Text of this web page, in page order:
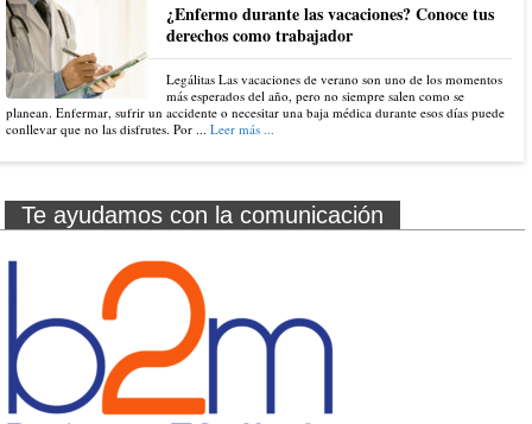
¿Enfermo durante las vacaciones? Conoce tus
derechos como trabajador
Legálitas Las vacaciones de verano son uno de los momentos
más esperados del año, pero no siempre salen como se
planean. Enfermar, sufrir un accidente o necesitar una baja médica durante esos días puede
conllevar que no las disfrutes. Por ... Leer más ...
Te ayudamos con la comunicación